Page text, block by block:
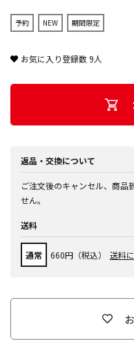
予約 NEW 期間限定
お気に入り登録数9人
返品・交換について
ご注文後のキャンセル、商品
せん。
送料
通常 660円（税込） 送料